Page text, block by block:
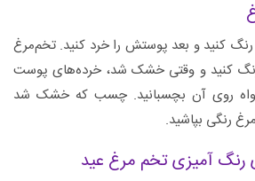
کنید و بعد پوستش را خرد کنید. تخم‌مرغ
رنگ کنید و وقتی خشک شد، خرده‌های پوست
روی آن بچسبانید. چسب که خشک شد
رنگی بپاشید.
رنگ آمیزی تخم مرغ عید